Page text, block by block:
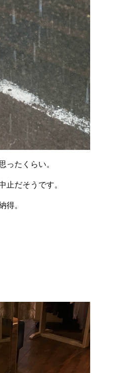
たくらい。
だそうです。
得。